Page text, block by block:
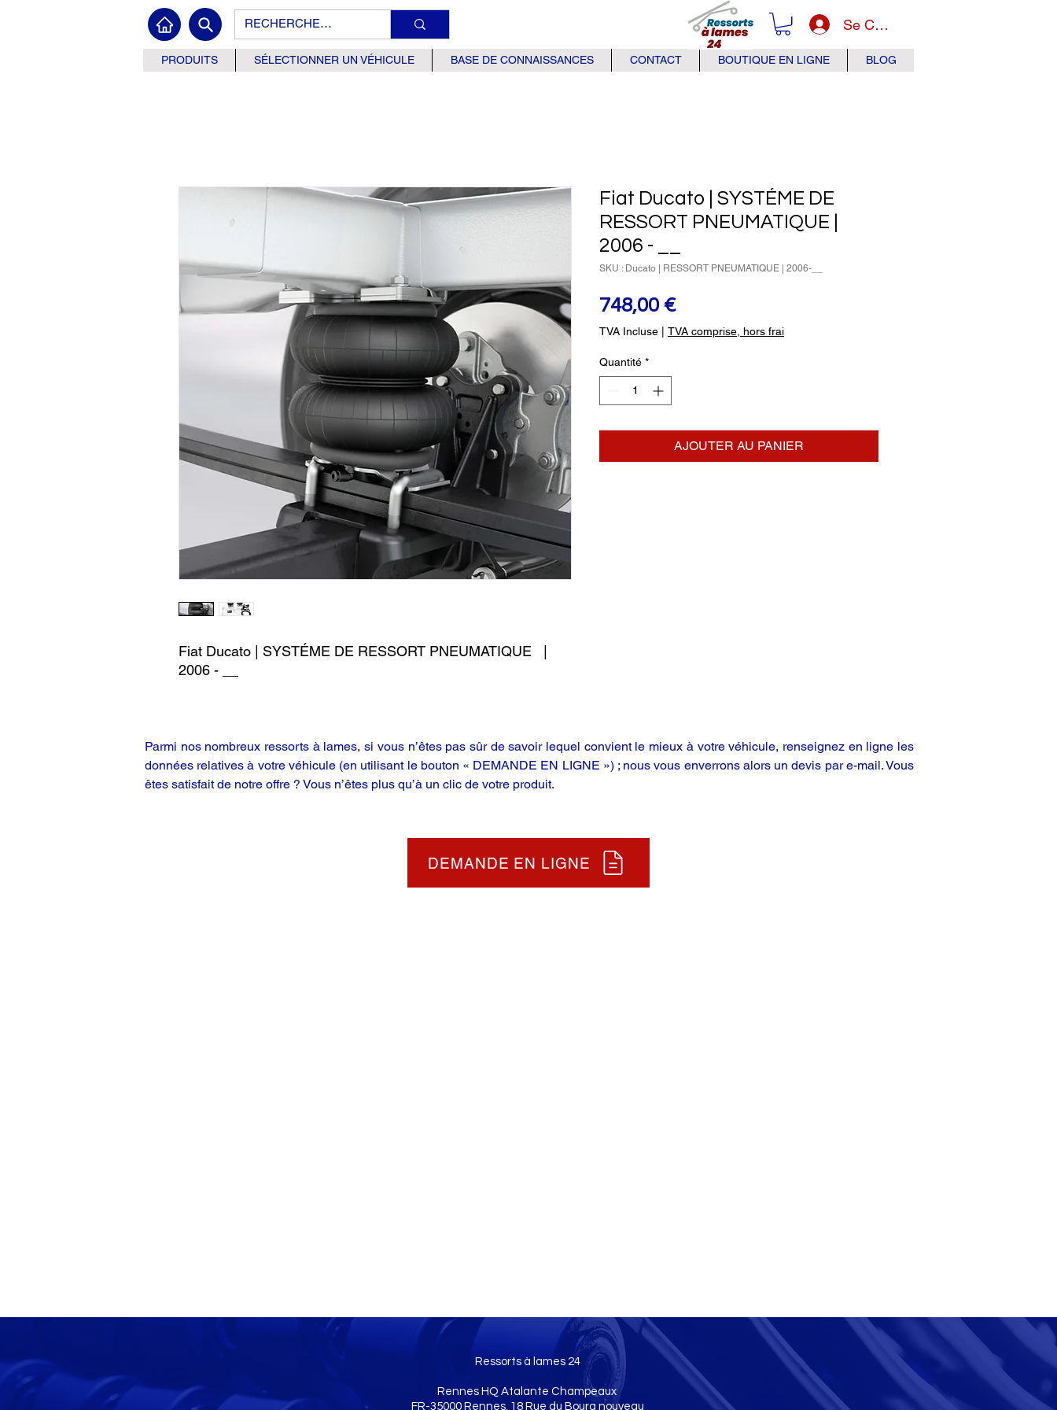
Se Connecter
PRODUITS SÉLECTIONNER UN VÉHICULE BASE DE CONNAISSANCES CONTACT BOUTIQUE EN LIGNE BLOG
Fiat Ducato | SYSTÉME DE RESSORT PNEUMATIQUE   |
2006 - __
Fiat Ducato | SYSTÉME DE
RESSORT PNEUMATIQUE |
2006 - __
SKU : Ducato | RESSORT PNEUMATIQUE | 2006-__
748,00 €Prix
TVA Incluse TVA comprise, hors frai
Quantité *
AJOUTER AU PANIER
Parmi nos nombreux ressorts à lames, si vous n’êtes pas sûr de savoir lequel convient le mieux à votre véhicule, renseignez en ligne les
données relatives à votre véhicule (en utilisant le bouton « DEMANDE EN LIGNE ») ; nous vous enverrons alors un devis par e-mail. Vous
êtes satisfait de notre offre ? Vous n’êtes plus qu’à un clic de votre produit.
DEMANDE EN LIGNE
Ressorts à lames 24
Rennes HQ Atalante Champeaux
FR-35000 Rennes, 18 Rue du Bourg nouveau